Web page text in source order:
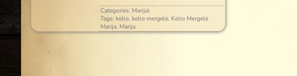
Categories: Marijai
Tags: kelio, kelio mergelė, Kelio Mergelė
Marija, Marija